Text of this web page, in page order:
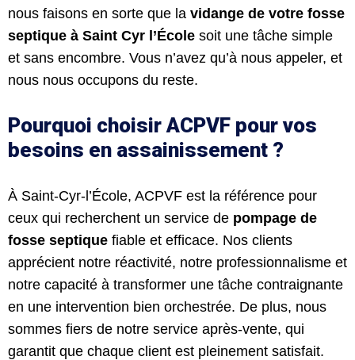
nous faisons en sorte que la vidange de votre fosse
septique à Saint Cyr l’École soit une tâche simple
et sans encombre. Vous n’avez qu’à nous appeler, et
nous nous occupons du reste.
Pourquoi choisir ACPVF pour vos
besoins en assainissement ?
À Saint-Cyr-l’École, ACPVF est la référence pour
ceux qui recherchent un service de pompage de
fosse septique fiable et efficace. Nos clients
apprécient notre réactivité, notre professionnalisme et
notre capacité à transformer une tâche contraignante
en une intervention bien orchestrée. De plus, nous
sommes fiers de notre service après-vente, qui
garantit que chaque client est pleinement satisfait.